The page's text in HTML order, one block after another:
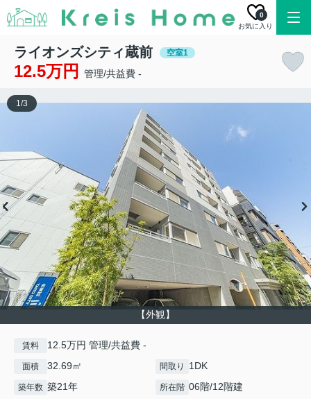
お気に入り
0
ライオンズシティ蔵前 空室1
12.5万円 管理/共益費 -
【外観】
1/3
賃料 12.5万円 管理/共益費 -
面積 32.69㎡ 間取り 1DK
築年数 築21年 所在階 06階/12階建